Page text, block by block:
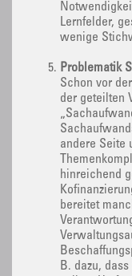
Lernfelder,
wenige
Problematik
Schon vor
der geteilten
andere Seite
hinreichend
bereitet
B. dazu,